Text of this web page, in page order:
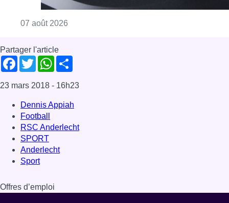
07 août 2026
Partager l'article
Facebook
TwitterWhatsApp
23 mars 2018 - 16h23
Dennis Appiah
Football
RSC Anderlecht
SPORT
Anderlecht
Sport
Offres d’emploi